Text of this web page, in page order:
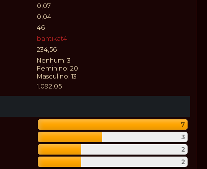
0,07
0,04
46
bantikat4
234,56
Nenhum: 3
Feminino: 20
Masculino: 13
1.092,05
7
3
2
2